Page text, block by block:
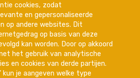
cookies, zodat
en gepersonaliseerde
op andere websites. Dit
op basis van deze
kan worden. Door op akkoord
het gebruik van analytische
en cookies van derde partijen.
kun je aangeven welke type
partner van